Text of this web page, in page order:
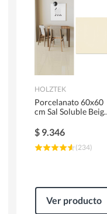
Pinturas
HOLZTEK
Porcelanato 60x60
cm Sal Soluble Beige
$ 9.346
(234)
Ver producto